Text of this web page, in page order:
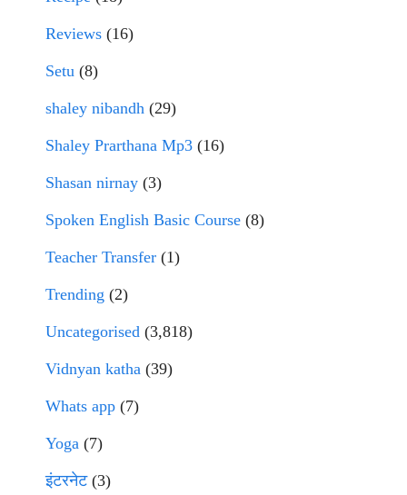
Reviews (16)
Setu (8)
shaley nibandh (29)
Shaley Prarthana Mp3 (16)
Shasan nirnay (3)
Spoken English Basic Course (8)
Teacher Transfer (1)
Trending (2)
Uncategorised (3,818)
Vidnyan katha (39)
Whats app (7)
Yoga (7)
इंटरनेट(3)